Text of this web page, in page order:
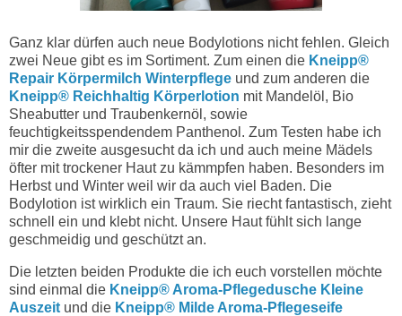
Ganz klar dürfen auch neue Bodylotions nicht fehlen. Gleich
zwei Neue gibt es im Sortiment. Zum einen die Kneipp®
Repair Körpermilch Winterpflege und zum anderen die
Kneipp® Reichhaltig Körperlotion mit Mandelöl, Bio
Sheabutter und Traubenkernöl, sowie
feuchtigkeitsspendendem Panthenol. Zum Testen habe ich
mir die zweite ausgesucht da ich und auch meine Mädels
öfter mit trockener Haut zu kämmpfen haben. Besonders im
Herbst und Winter weil wir da auch viel Baden. Die
Bodylotion ist wirklich ein Traum. Sie riecht fantastisch, zieht
schnell ein und klebt nicht. Unsere Haut fühlt sich lange
geschmeidig und geschützt an.
Die letzten beiden Produkte die ich euch vorstellen möchte
sind einmal die Kneipp® Aroma-Pflegedusche Kleine
Auszeit und die Kneipp® Milde Aroma-Pflegeseife